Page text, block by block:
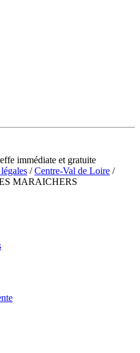
immédiate et gratuite
/Centre-Val de Loire /
MARAICHERS